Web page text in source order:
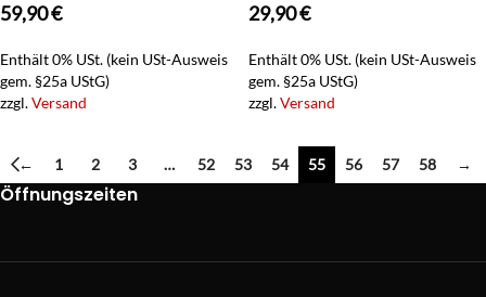
59,90€
Enthält 0% USt. (kein USt-Ausweis
gem. §25a UStG)
zzgl.Versand
29,90€
Enthält 0% USt. (kein USt-Ausweis
gem. §25a UStG)
zzgl.Versand
← 1 2 3 … 52 53 54 55 56 57 58 →
Öffnungszeiten